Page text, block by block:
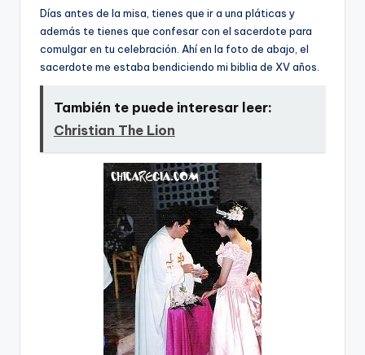
Dí­as antes de la misa, tienes que ir a una pláticas y
además te tienes que confesar con el sacerdote para
comulgar en tu celebración. Ahí­ en la foto de abajo, el
sacerdote me estaba bendiciendo mi biblia de XV años.
También te puede interesar leer:
Christian The Lion